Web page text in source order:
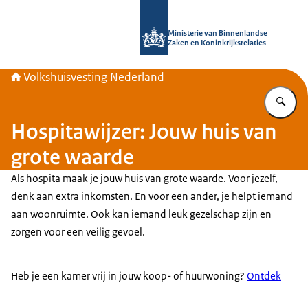
Ministerie van Binnenlandse
Zaken en Koninkrijksrelaties
Volkshuisvesting Nederland
Hospitawijzer: Jouw huis van
grote waarde
Als hospita maak je jouw huis van grote waarde. Voor jezelf,
denk aan extra inkomsten. En voor een ander, je helpt iemand
aan woonruimte. Ook kan iemand leuk gezelschap zijn en
zorgen voor een veilig gevoel.
Heb je een kamer vrij in jouw koop- of huurwoning? Ontdek